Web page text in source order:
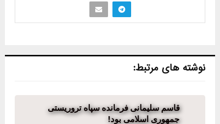
نوشته های مرتبط:
قاسم سلیمانی فرمانده سپاه تروریستی
جمهوری اسلامی بود!